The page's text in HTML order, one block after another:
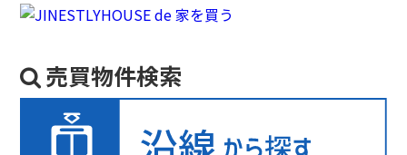
売買物件検索